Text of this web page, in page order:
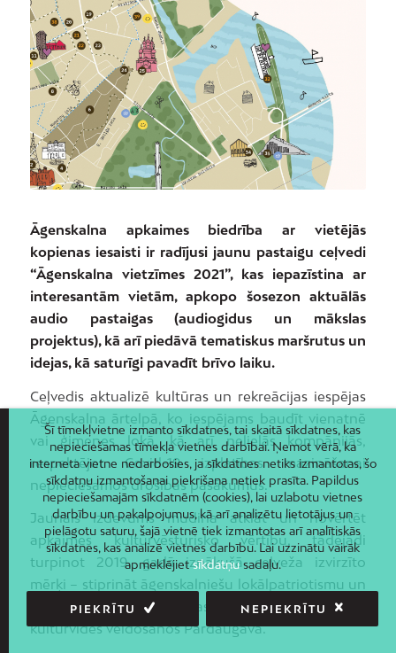
Āgenskalna apkaimes biedrība ar vietējās
kopienas iesaisti ir radījusi jaunu pastaigu ceļvedi
“Āgenskalna vietzīmes 2021”, kas iepazīstina ar
interesantām vietām, apkopo šosezon aktuālās
audio pastaigas (audiogidus un mākslas
projektus), kā arī piedāvā tematiskus maršrutus un
idejas, kā saturīgi pavadīt brīvo laiku.
Ceļvedis aktualizē kultūras un rekreācijas iespējas
Āgenskalna ārtelpā, ko iespējams baudīt vienatnē
vai ģimenes lokā, kā arī nelielās kompānijās,
respektējot Covid-19 izplatības mazināšanai
nepieciešamos drošības pasākumus.
Jaunais izdevums mudina atklāt un novērtēt
apkaimes kultūrvēsturisko vērtību, tādējādi
turpinot 2019. gadā iznākušā ceļveža izvirzīto
mērķi – stiprināt āgenskalniešu lokālpatriotismu un
veicināt pagātnes vērtības cienošas, mūsdienīgas
kultūrvides veidošanos Pārdaugavā.
Šī tīmekļvietne izmanto sīkdatnes, tai skaitā sīkdatnes, kas
nepieciešamas tīmekļa vietnes darbībai. Ņemot vērā, ka
interneta vietne nedarbosies, ja sīkdatnes netiks izmantotas, šo
sīkdatņu izmantošanai piekrišana netiek prasīta. Papildus
nepieciešamajām sīkdatnēm (cookies), lai uzlabotu vietnes
darbību un pakalpojumus, kā arī analizētu lietotājus un
pielāgotu saturu, šajā vietnē tiek izmantotas arī analītiskās
sīkdatnes, kas analizē vietnes darbību. Lai uzzinātu vairāk
apmeklējietsīkdatņusadaļu.
PIEKRĪTU NEPIEKRĪTU